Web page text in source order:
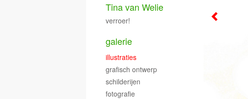
Tina van Welie
verroer!
galerie
illustraties
grafisch ontwerp
schilderijen
fotografie